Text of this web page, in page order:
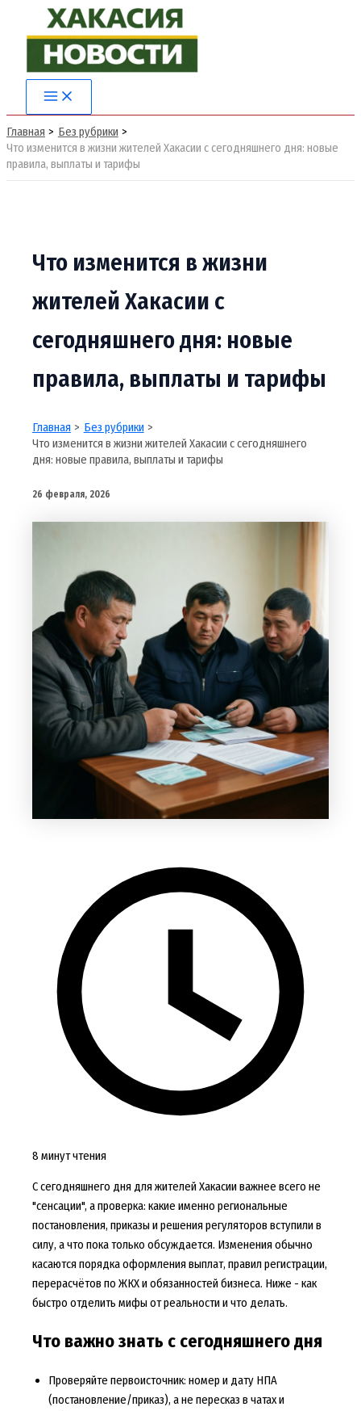
содержимому
Main
Menu
Главная
Без рубрики
Что изменится в жизни жителей Хакасии с сегодняшнего дня: новые
правила, выплаты и тарифы
Что изменится в жизни
жителей Хакасии с
сегодняшнего дня: новые
правила, выплаты и тарифы
Главная
Без рубрики
Что изменится в жизни жителей Хакасии с сегодняшнего
дня: новые правила, выплаты и тарифы
26 февраля, 2026
8 минут чтения
С сегодняшнего дня для жителей Хакасии важнее всего не
"сенсации", а проверка: какие именно региональные
постановления, приказы и решения регуляторов вступили в
силу, а что пока только обсуждается. Изменения обычно
касаются порядка оформления выплат, правил регистрации,
перерасчётов по ЖКХ и обязанностей бизнеса. Ниже - как
быстро отделить мифы от реальности и что делать.
Что важно знать с сегодняшнего дня
Проверяйте первоисточник: номер и дату НПА
(постановление/приказ), а не пересказ в чатах и